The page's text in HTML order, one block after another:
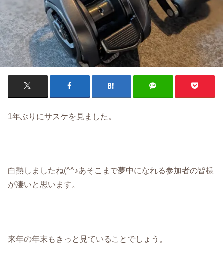
1年ぶりにサスケを見ました。
白熱しましたね(^^♪あそこまで夢中になれる参加者の皆様
が凄いと思います。
来年の年末もきっと見ていることでしょう。